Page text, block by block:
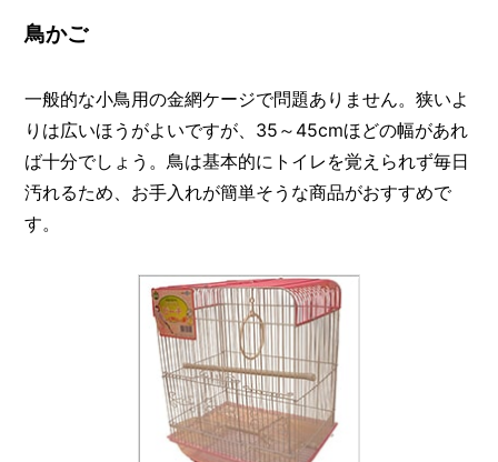
鳥かご
一般的な小鳥用の金網ケージで問題ありません。狭いよ
りは広いほうがよいですが、35～45cmほどの幅があれ
ば十分でしょう。鳥は基本的にトイレを覚えられず毎日
汚れるため、お手入れが簡単そうな商品がおすすめで
す。